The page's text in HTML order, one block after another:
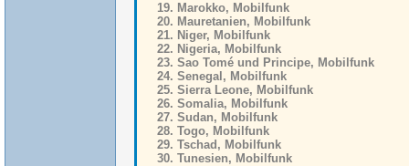
Marokko, Mobilfunk
Mauretanien, Mobilfunk
Niger, Mobilfunk
Nigeria, Mobilfunk
Sao Tomé und Principe, Mobilfunk
Senegal, Mobilfunk
Sierra Leone, Mobilfunk
Somalia, Mobilfunk
Sudan, Mobilfunk
Togo, Mobilfunk
Tschad, Mobilfunk
Tunesien, Mobilfunk